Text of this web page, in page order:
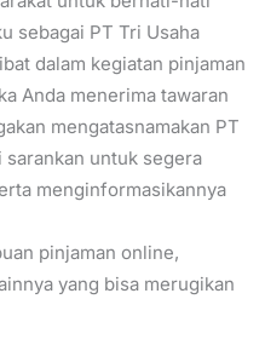
sebagai PT Tri Usaha
dalam kegiatan pinjaman
Anda menerima tawaran
mengatasnamakan PT
sarankan untuk segera
menginformasikannya
pinjaman online,
yang bisa merugikan